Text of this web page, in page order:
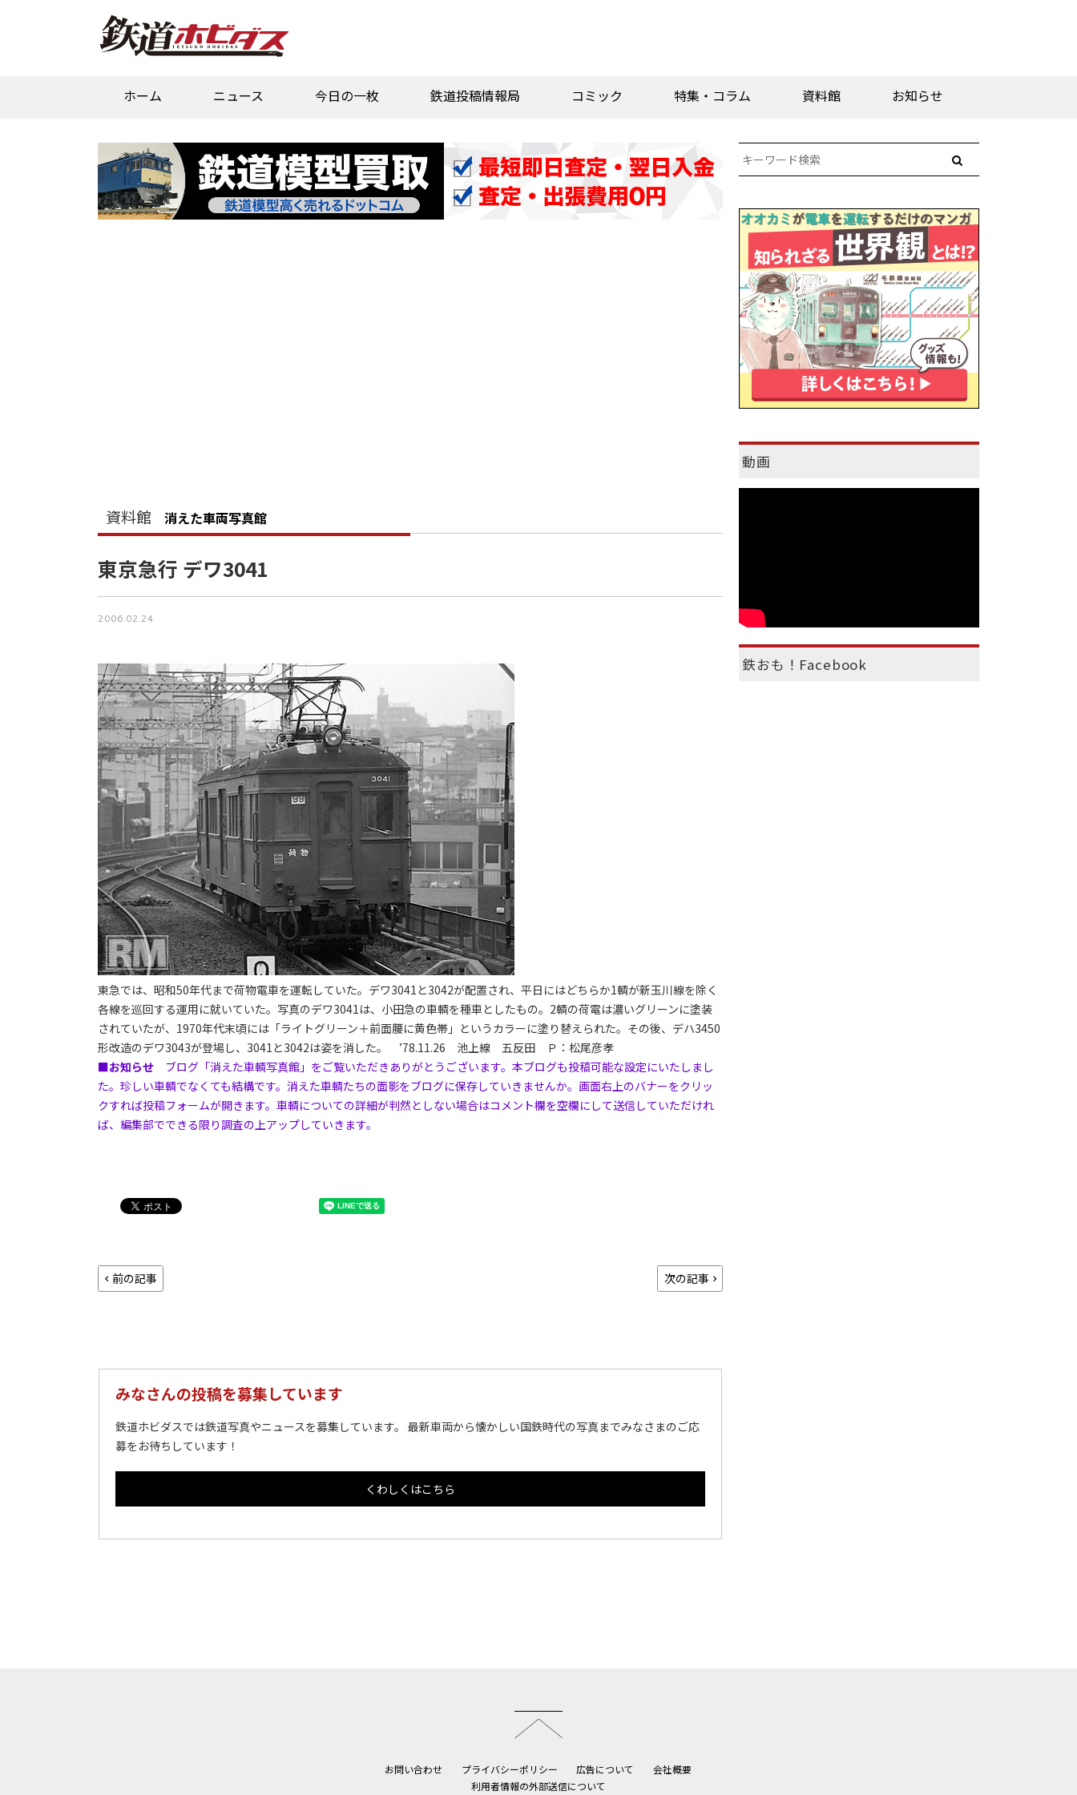
ホーム ニュース 今日の一枚 鉄道投稿情報局 コミック 特集・コラム 資料館 お知らせ
資料館 消えた車両写真館
東京急行 デワ3041
2006.02.24
東急では、昭和50年代まで荷物電車を運転していた。デワ3041と3042が配置され、平日にはどちらか1輌が新玉川線を除く
各線を巡回する運用に就いていた。写真のデワ3041は、小田急の車輌を種車としたもの。2輌の荷電は濃いグリーンに塗装
されていたが、1970年代末頃には「ライトグリーン＋前面腰に黄色帯」というカラーに塗り替えられた。その後、デハ3450
形改造のデワ3043が登場し、3041と3042は姿を消した。 ’78.11.26 池上線 五反田 Ｐ：松尾彦孝
■お知らせ ブログ「消えた車輌写真館」をご覧いただきありがとうございます。本ブログも投稿可能な設定にいたしまし
た。珍しい車輌でなくても結構です。消えた車輌たちの面影をブログに保存していきませんか。画面右上のバナーをクリッ
クすれば投稿フォームが開きます。車輌についての詳細が判然としない場合はコメント欄を空欄にして送信していただけれ
ば、編集部でできる限り調査の上アップしていきます。
前の記事 次の記事
みなさんの投稿を募集しています
鉄道ホビダスでは鉄道写真やニュースを募集しています。 最新車両から懐かしい国鉄時代の写真までみなさまのご応
募をお待ちしています！
くわしくはこちら
動画
鉄おも！Facebook
お問い合わせ プライバシーポリシー 広告について
会社概要
利用者情報の外部送信について